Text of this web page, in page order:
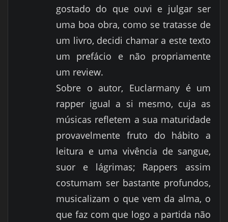
gostado do que ouvi e julgar ser
uma boa obra, como se tratasse de
um livro, decidi chamar a este texto
um prefácio e não propriamente
um review.
Sobre o autor, Euclarmany é um
rapper igual a si mesmo, cuja as
músicas refletem a sua maturidade
provavelmente fruto do hábito a
leitura e uma vivência de sangue,
suor e lágrimas; Rappers assim
costumam ser bastante profundos,
musicalizam o que vem da alma, o
que faz com que logo a partida não